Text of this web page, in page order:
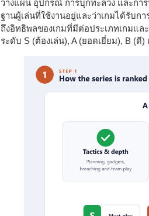
วางแผน อุปกรณ์ การบุกทะลวง และกา
ฐานผู้เล่นที่ใช้งานอยู่และว่าเกมได้รับก
ถึงอิทธิพลของเกมที่มีต่อประเภทเกมแ
ระดับ S (ต้องเล่น), A (ยอดเยี่ยม), B (ดี